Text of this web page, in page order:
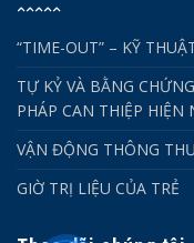
“TIME-OUT” – KỸ
TỰ KỶ VÀ BẰNG
PHÁP CAN THIỆP HIỆN
VẬN ĐỘNG THÔNG
GIỜ TRỊ LIỆU CỦA TRẺ